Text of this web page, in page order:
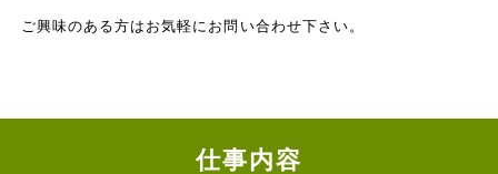
ご興味のある方はお気軽にお問い合わせ下さい。
仕事内容